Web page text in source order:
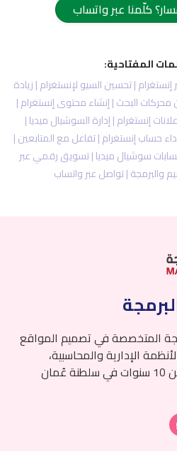
كلّمنا عبر واتساب
المفتاحية:
| تحسين السيو لإنستغرام | زيادة
محركات البحث | إنشاء محتوى إنستغرام |
إنستغرام | إدارة السوشيال ميديا |
حساب إنستغرام | تفاعل مع المتابعين |
سوشيال ميديا | تسويق رقمي عبر
والبرمجة | تواصل عبر واتساب
المتخصصة في تصميم المواقع
الإدارية والمحاسبية،
وتطبيقات الويب، بخبرة تزيد عن 10 سنوات في سلطنة عُمان